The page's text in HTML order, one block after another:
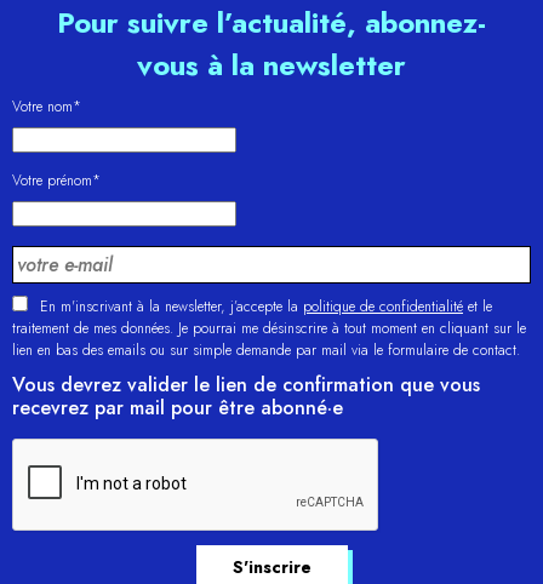
Pour suivre l’actualité, abonnez-
vous à la newsletter
Votre nom*
Votre prénom*
En m'inscrivant à la newsletter, j’accepte la politique de confidentialité et le
traitement de mes données. Je pourrai me désinscrire à tout moment en cliquant sur le
lien en bas des emails ou sur simple demande par mail via le formulaire de contact.
Vous devrez valider le lien de confirmation que vous
recevrez par mail pour être abonné·e